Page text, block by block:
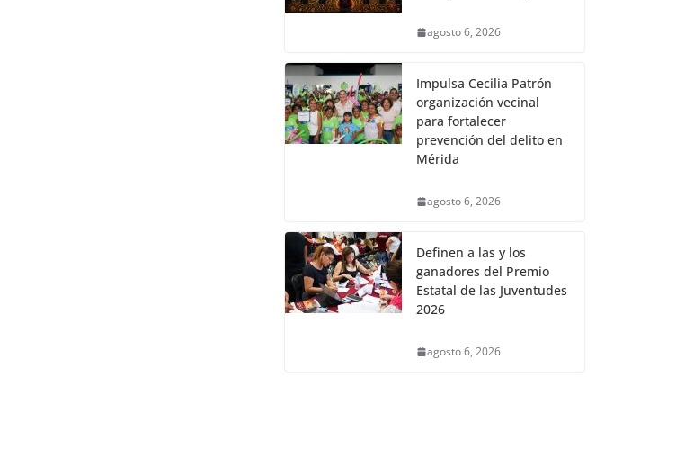
agosto 6, 2026
Impulsa Cecilia Patrón
organización vecinal
para fortalecer
prevención del delito en
Mérida
agosto 6, 2026
Definen a las y los
ganadores del Premio
Estatal de las Juventudes
2026
agosto 6, 2026